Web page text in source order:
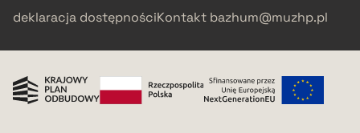
deklaracja dostępnościKontakt bazhum@muzhp.pl